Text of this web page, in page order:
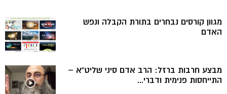
מגוון קורסים נבחרים בתורת הקבלה ונפש
האדם
מבצע חרבות ברזל: הרב אדם סיני שליט”א –
התייחסות פנימית ודברי...